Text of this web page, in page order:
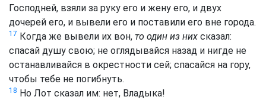
Господней, взяли за руку его и жену его, и двух
дочерей его, и вывели его и поставили его вне города.
17 Когда же вывели их вон, то один из них сказал:
спасай душу свою; не оглядывайся назад и нигде не
останавливайся в окрестности сей; спасайся на гору,
чтобы тебе не погибнуть.
18 Но Лот сказал им: нет, Владыка!